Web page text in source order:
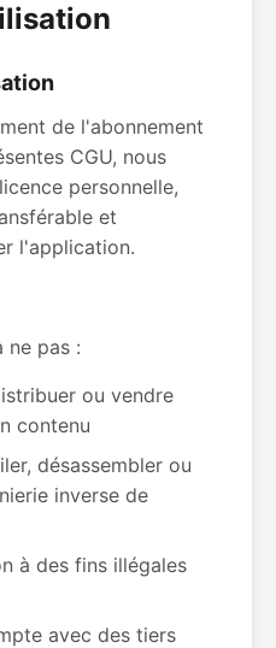
de l'abonnement
CGU, nous
personnelle,
et
l'application.
ne pas :
ou vendre
contenu
désassembler ou
inverse de
à des fins illégales
avec des tiers